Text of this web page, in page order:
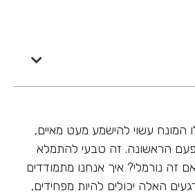
המונח עשוי להישמע מעט מאיים,
הראשונה. זה טבעי להתמלא
זה נורמלי? איך אנחנו מתמודדים
האלה יכולים להיות מפחידים,